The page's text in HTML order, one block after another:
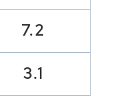
7.2
3.1